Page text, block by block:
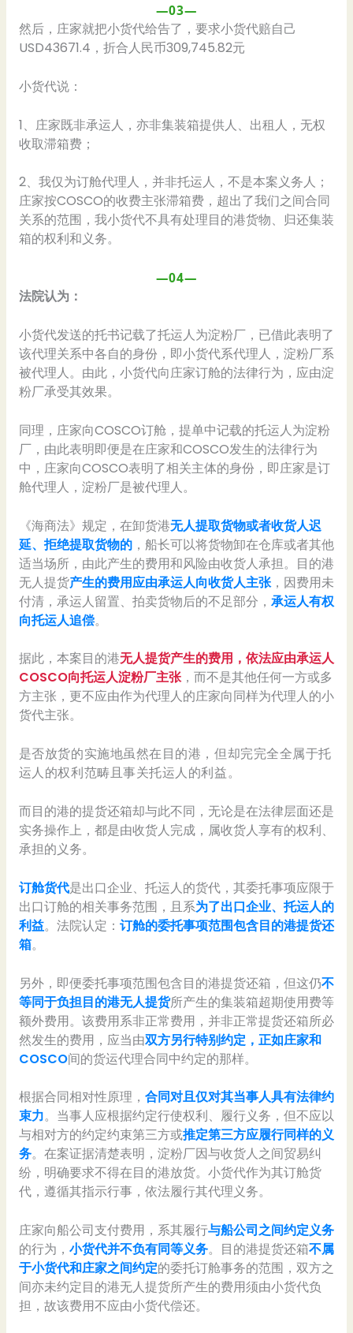
—03—
然后，庄家就把小货代给告了，要求小货代赔自己
USD43671.4，折合人民币309,745.82元
小货代说：
1、庄家既非承运人，亦非集装箱提供人、出租人，无权
收取滞箱费；
2、我仅为订舱代理人，并非托运人，不是本案义务人；
庄家按COSCO的收费主张滞箱费，超出了我们之间合同
关系的范围，我小货代不具有处理目的港货物、归还集装
箱的权利和义务。
—04—
法院认为：
小货代发送的托书记载了托运人为淀粉厂，已借此表明了
该代理关系中各自的身份，即小货代系代理人，淀粉厂系
被代理人。由此，小货代向庄家订舱的法律行为，应由淀
粉厂承受其效果。
同理，庄家向COSCO订舱，提单中记载的托运人为淀粉
厂，由此表明即便是在庄家和COSCO发生的法律行为
中，庄家向COSCO表明了相关主体的身份，即庄家是订
舱代理人，淀粉厂是被代理人。
《海商法》规定，在卸货港无人提取货物或者收货人迟
延、拒绝提取货物的，船长可以将货物卸在仓库或者其他
适当场所，由此产生的费用和风险由收货人承担。目的港
无人提货产生的费用应由承运人向收货人主张，因费用未
付清，承运人留置、拍卖货物后的不足部分， 承运人有权
向托运人追偿。
据此，本案目的港无人提货产生的费用，依法应由承运人
COSCO向托运人淀粉厂主张，而不是其他任何一方或多
方主张，更不应由作为代理人的庄家向同样为代理人的小
货代主张。
是否放货的实施地虽然在目的港，但却完完全全属于托
运人的权利范畴且事关托运人的利益。
而目的港的提货还箱却与此不同，无论是在法律层面还是
实务操作上，都是由收货人完成，属收货人享有的权利、
承担的义务。
订舱货代是出口企业、托运人的货代，其委托事项应限于
出口订舱的相关事务范围，且系为了出口企业、托运人的
利益。法院认定： 订舱的委托事项范围包含目的港提货还
箱。
另外，即便委托事项范围包含目的港提货还箱，但这仍不
等同于负担目的港无人提货所产生的集装箱超期使用费等
额外费用。该费用系非正常费用，并非正常提货还箱所必
然发生的费用，应当由双方另行特别约定，正如庄家和
COSCO间的货运代理合同中约定的那样。
根据合同相对性原理， 合同对且仅对其当事人具有法律约
束力。当事人应根据约定行使权利、履行义务，但不应以
与相对方的约定约束第三方或推定第三方应履行同样的义
务。在案证据清楚表明，淀粉厂因与收货人之间贸易纠
纷，明确要求不得在目的港放货。小货代作为其订舱货
代，遵循其指示行事，依法履行其代理义务。
庄家向船公司支付费用，系其履行与船公司之间约定义务
的行为， 小货代并不负有同等义务。目的港提货还箱不属
于小货代和庄家之间约定的委托订舱事务的范围，双方之
间亦未约定目的港无人提货所产生的费用须由小货代负
担，故该费用不应由小货代偿还。